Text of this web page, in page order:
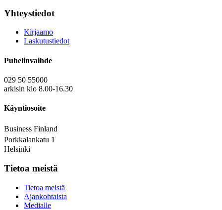
Yhteystiedot
Kirjaamo
Laskutustiedot
Puhelinvaihde
029 50 55000
arkisin klo 8.00-16.30
Käyntiosoite
Business Finland
Porkkalankatu 1
Helsinki
Tietoa meistä
Tietoa meistä
Ajankohtaista
Medialle